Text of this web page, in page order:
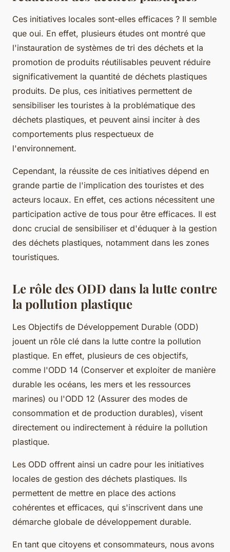
Ces initiatives locales sont-elles efficaces ? Il semble
que oui. En effet, plusieurs études ont montré que
l'instauration de systèmes de tri des déchets et la
promotion de produits réutilisables peuvent réduire
significativement la quantité de déchets plastiques
produits. De plus, ces initiatives permettent de
sensibiliser les touristes à la problématique des
déchets plastiques, et peuvent ainsi inciter à des
comportements plus respectueux de
l'environnement.
Cependant, la réussite de ces initiatives dépend en
grande partie de l'implication des touristes et des
acteurs locaux. En effet, ces actions nécessitent une
participation active de tous pour être efficaces. Il est
donc crucial de sensibiliser et d'éduquer à la gestion
des déchets plastiques, notamment dans les zones
touristiques.
Le rôle des ODD dans la lutte contre
la pollution plastique
Les Objectifs de Développement Durable (ODD)
jouent un rôle clé dans la lutte contre la pollution
plastique. En effet, plusieurs de ces objectifs,
comme l'ODD 14 (Conserver et exploiter de manière
durable les océans, les mers et les ressources
marines) ou l'ODD 12 (Assurer des modes de
consommation et de production durables), visent
directement ou indirectement à réduire la pollution
plastique.
Les ODD offrent ainsi un cadre pour les initiatives
locales de gestion des déchets plastiques. Ils
permettent de mettre en place des actions
cohérentes et efficaces, qui s'inscrivent dans une
démarche globale de développement durable.
En tant que citoyens et consommateurs, nous avons